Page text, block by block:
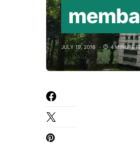
JULY 19, 2016 4 MINUTE